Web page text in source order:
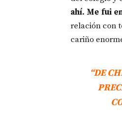
ahí. Me fui
relación con
cariño
“DE